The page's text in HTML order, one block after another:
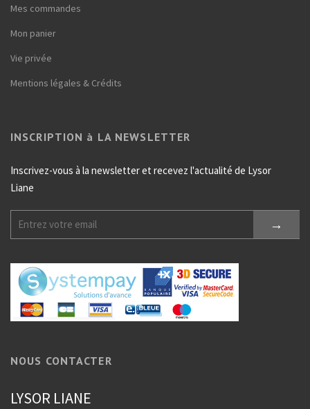
Mes commandes
Mon panier
Vie privée
Mentions légales & Crédits
INSCRIPTION à LA NEWSLETTER
Inscrivez-vous à la newsletter et recevez l'actualité de Lysor
Liane
NOUS CONTACTER
LYSOR LIANE